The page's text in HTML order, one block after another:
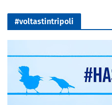
#voltastintripoli